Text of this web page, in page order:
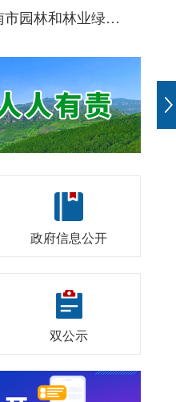
精彩纷呈
以案为鉴正初心 笃行实干树实绩 ——济南市园林和林业绿化局召开树立和践行正确政绩观学习教育大会
政府信息公开
双公示